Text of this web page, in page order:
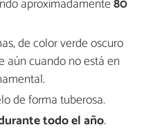
aproximadamente80
de color verde oscuro
aún cuando no está en
de forma tuberosa.
todo el año.